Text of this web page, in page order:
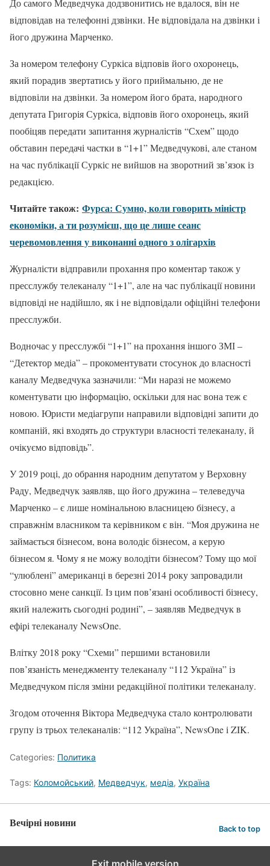
До самого Медведчука додзвонитись не вдалося, він не
відповідав на телефонні дзвінки. Не відповідала на дзвінки і
його дружина Марченко.
За номером телефону Суркіса відповів його охоронець,
який порадив звертатись у його приймальню, де не
відповіли на дзвінки. За номером його брата, народного
депутата Григорія Суркіса, відповів його охоронець, який
пообіцяв передати запитання журналістів “Схем” щодо
обставин передачі частки в “1+1” Медведчукові, але станом
на час публікації Суркіс не вийшов на зворотний зв’язок із
редакцією.
Читайте також: Фурса: Сумно, коли говорить міністр
економіки, а ти розумієш, що це лише сеанс
черевомовлення у виконанні одного з олігархів
Журналісти відправили прохання про коментар також у
пресслужбу телеканалу “1+1”, але на час публікації новини
відповіді не надійшло, як і не відповідали офіційні телефони
пресслужби.
Водночас у пресслужбі “1+1” на прохання іншого ЗМІ –
“Детектор медіа” – прокоментувати стосунок до власності
каналу Медведчука зазначили: “Ми наразі не можемо
коментувати цю інформацію, оскільки для нас вона теж є
новою. Юристи медіагрупи направили відповідні запити до
компаній, які входять до структури власності телеканалу, й
очікуємо відповідь”.
У 2019 році, до обрання народним депутатом у Верховну
Раду, Медведчук заявляв, що його дружина – телеведуча
Марченко – є лише номінальною власницею бізнесу, а
справжнім власником та керівником є він. “Моя дружина не
займається бізнесом, вона володіє бізнесом, а керую
бізнесом я. Чому я не можу володіти бізнесом? Тому що мої
“улюблені” американці в березні 2014 року запровадили
стосовно мене санкції. Із цим пов’язані особливості бізнесу,
який належить сьогодні родині”, – заявляв Медведчук в
ефірі телеканалу NewsOne.
Влітку 2018 року “Схеми” першими встановили
пов’язаність менеджменту телеканалу “112 Україна” із
Медведчуком після зміни редакційної політики телеканалу.
Згодом оточення Віктора Медведчука стало контролювати
групу із трьох телеканалів: “112 Україна”, NewsOne і ZIK.
Categories: Политика
Tags: Коломойський, Медведчук, медіа, Україна
Вечірні новини Back to top
Exit mobile version